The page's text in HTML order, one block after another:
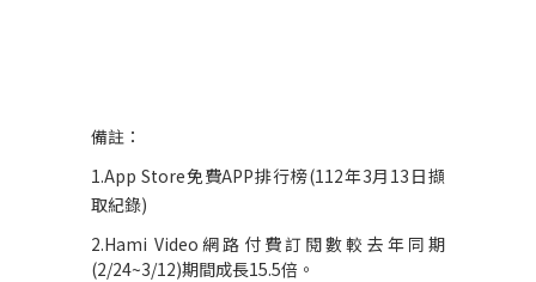
備註：
1.App Store免費APP排行榜(112年3月 13 日擷
取紀錄)
2.Hami Video 網路付費訂閱數較去年同期
(2/24~3/12)期間成長15.5倍。